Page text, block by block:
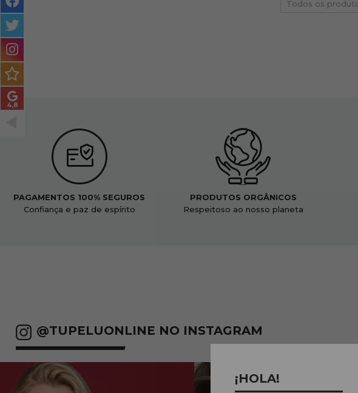
MASCULINO
MÉTODO
PAGAMENTOS 100% SEGUROS
Confiança e paz de espírito
PRODUTOS ORGÂNICOS
Respeitoso ao nosso planeta
@TUPELUONLINE NO INSTAGRAM
¡HOLA!